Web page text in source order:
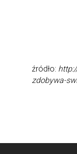
źródło:
zdobywa-